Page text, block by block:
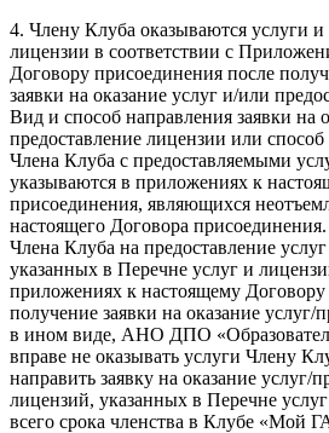
4. Члену Клуба оказываются услуги и
лицензии в соответствии с
Договору присоединения после
заявки на оказание услуг и/или
Вид и способ направления заявки на
предоставление лицензии или
Члена Клуба с предоставляемыми
указываются в приложениях к
присоединения, являющихся
настоящего Договора
Члена Клуба на предоставление
указанных в Перечне услуг и
приложениях к настоящему
получение заявки на оказание услуг/
в ином виде, АНО ДПО
вправе не оказывать услуги Члену
направить заявку на оказание услуг/
лицензий, указанных в Перечне
всего срока членства в Клубе «Мой